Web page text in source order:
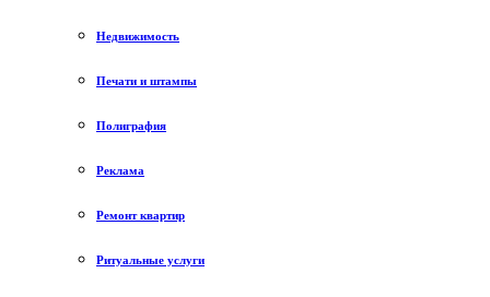
Недвижимость
Печати и штампы
Полиграфия
Реклама
Ремонт квартир
Ритуальные услуги